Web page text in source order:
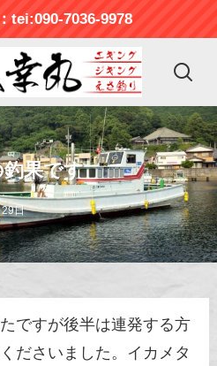
tei:090-7036-9978
果です
日
ですが後半は連発する方
ださいました。イカメタ